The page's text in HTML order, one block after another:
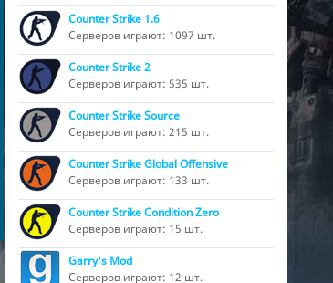
Counter Strike 1.6
Серверов играют: 1097 шт.
Counter Strike 2
Серверов играют: 535 шт.
Counter Strike Source
Серверов играют: 215 шт.
Counter Strike Global Offensive
Серверов играют: 133 шт.
Counter Strike Condition Zero
Серверов играют: 15 шт.
Garry's Mod
Серверов играют: 12 шт.